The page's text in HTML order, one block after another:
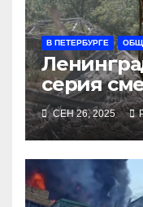
В ПЕТЕРБУРГЕ
серия
СЕН 26, 2025